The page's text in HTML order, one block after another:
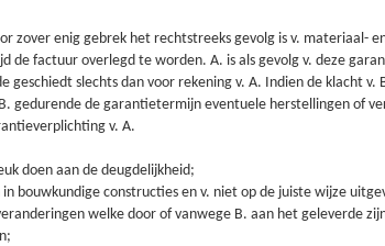
zover enig gebrek het rechtstreeks gevolg is v.
de factuur overlegd te worden. A. is als gevolg v. deze
geschiedt slechts dan voor rekening v. A. Indien de
gedurende de garantietermijn eventuele herstellingen of
v. A.
doen aan de deugdelijkheid;
bouwkundige constructies en v. niet op de juiste wijze
welke door of vanwege B. aan het geleverde